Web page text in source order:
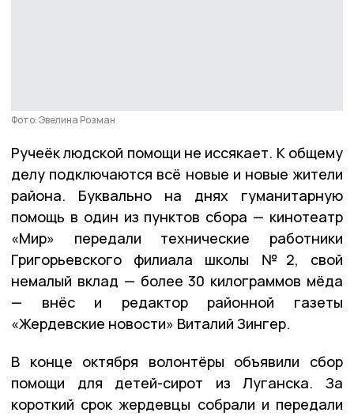
Фото: Эвелина Розман
Ручеёк людской помощи не иссякает. К общему
делу подключаются всё новые и новые жители
района. Буквально на днях гуманитарную
помощь в один из пунктов сбора — кинотеатр
«Мир» передали технические работники
Григорьевского филиала школы №2, свой
немалый вклад — более 30 килограммов мёда
— внёс и редактор районной газеты
«Жердевские новости» Виталий Зингер.
В конце октября волонтёры объявили сбор
помощи для детей-сирот из Луганска. За
короткий срок жердевцы собрали и передали